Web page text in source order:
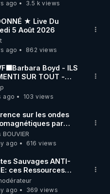
de méditation et
code
ago
3.5 k views
★ Live Du
5 Août 2026
ago
862 views
Boyd - ILS
SUR TOUT -
Traduction
ago
103 views
sur les ondes
par
Caustru et Bart de
! ago
616 views
Sauvages ANTI-
ces Ressources
Haies
ago
369 views